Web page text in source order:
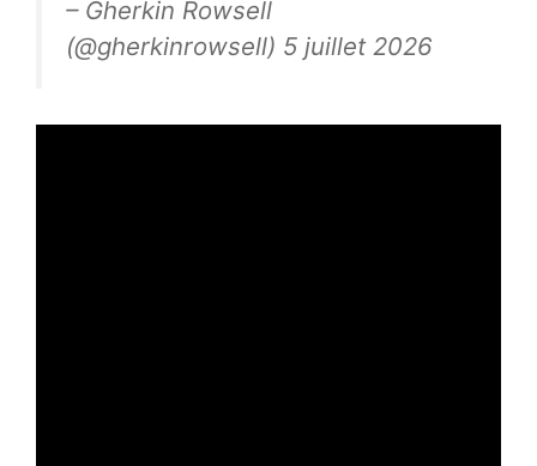
– Gherkin Rowsell
(@gherkinrowsell) 5 juillet 2026